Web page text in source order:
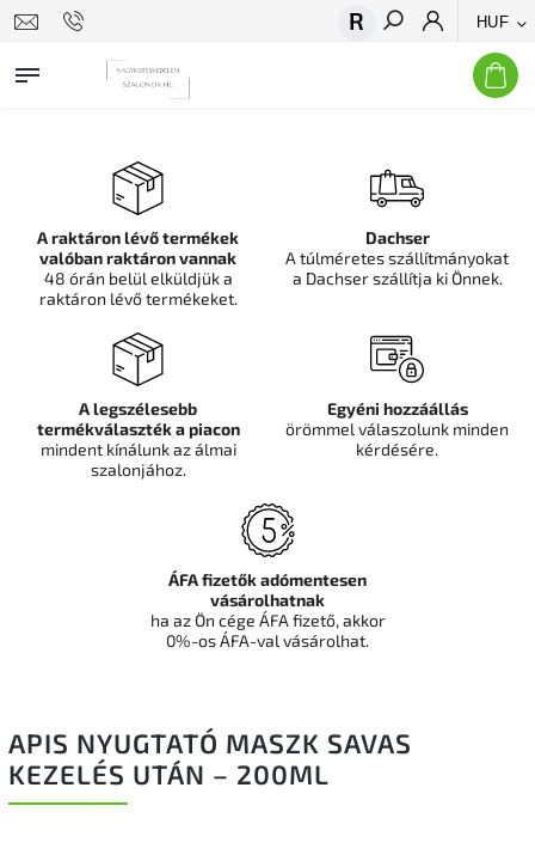
HUF
Keresés
APIS NYUGTATÓ MASZK SAVAS
KEZELÉS UTÁN – 200ML
A raktáron lévő termékek
valóban raktáron vannak
48 órán belül elküldjük a
raktáron lévő termékeket.
Dachser
A túlméretes szállítmányokat
a Dachser szállítja ki Önnek.
A legszélesebb
termékválaszték a piacon
mindent kínálunk az álmai
szalonjához.
Egyéni hozzáállás
örömmel válaszolunk minden
kérdésére.
ÁFA fizetők adómentesen
vásárolhatnak
ha az Ön cége ÁFA fizető, akkor
0%-os ÁFA-val vásárolhat.